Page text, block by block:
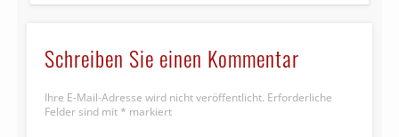
Schreiben Sie einen Kommentar
Ihre E-Mail-Adresse wird nicht veröffentlicht. Erforderliche
Felder sind mit * markiert